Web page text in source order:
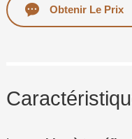
Obtenir Le Prix